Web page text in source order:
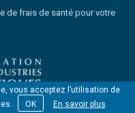
vous acceptez l’utilisation de
OK En savoir plus
de frais de santé pour votre